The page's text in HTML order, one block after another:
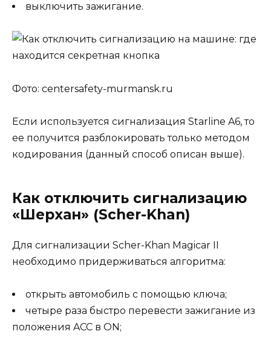
выключить зажигание.
Фото: centersafety-murmansk.ru
Если используется сигнализация Starline A6, то
ее получится разблокировать только методом
кодирования (данный способ описан выше).
Как отключить сигнализацию
«Шерхан» (Scher-Khan)
Для сигнализации Scher-Khan Magicar II
необходимо придерживаться алгоритма:
открыть автомобиль с помощью ключа;
четыре раза быстро перевести зажигание из
положения ACC в ON;